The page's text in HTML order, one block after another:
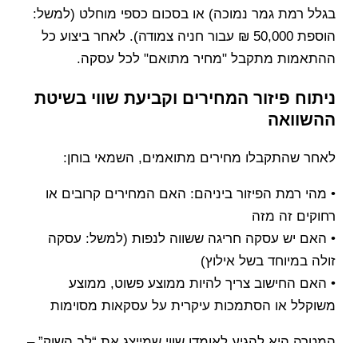
בגלל רמת גמר נמוכה) או בסכום כספי מוחלט (למשל:
הוספת 50,000 ₪ עבור חניה צמודה). לאחר ביצוע כל
ההתאמות מתקבל "מחיר מתואם" לכל עסקה.
ניתוח פיזור המחירים וקביעת שווי בשיטת
ההשוואה
לאחר שהתקבלו מחירים מתואמים, השמאי בוחן:
• מהי רמת הפיזור ביניהם: האם המחירים קרובים או
רחוקים זה מזה
• האם יש עסקה חריגה ששווה לנפות (למשל: עסקה
זולה במיוחד בשל אילוץ)
• האם החישוב צריך להיות ממוצע פשוט, ממוצע
משוקלל או הסתמכות עיקרית על עסקאות מסוימות